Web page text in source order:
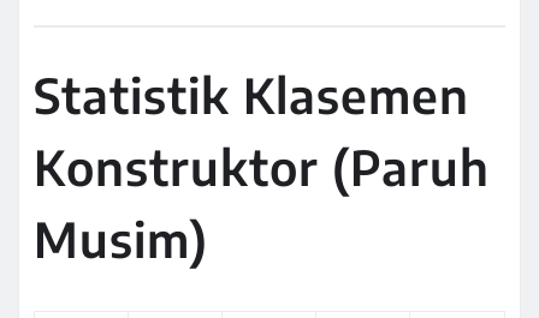
Statistik Klasemen
Konstruktor (Paruh
Musim)